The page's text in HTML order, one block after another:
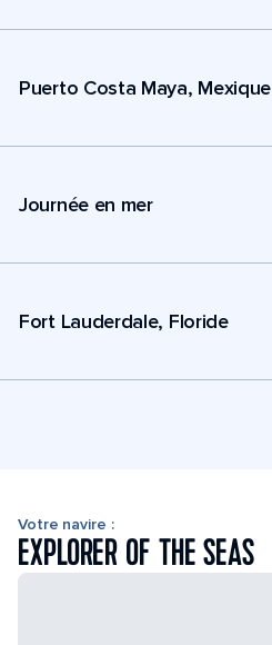
Puerto Costa Maya, Mexique
Journée en mer
Fort Lauderdale, Floride
Votre navire :
EXPLORER OF THE SEAS